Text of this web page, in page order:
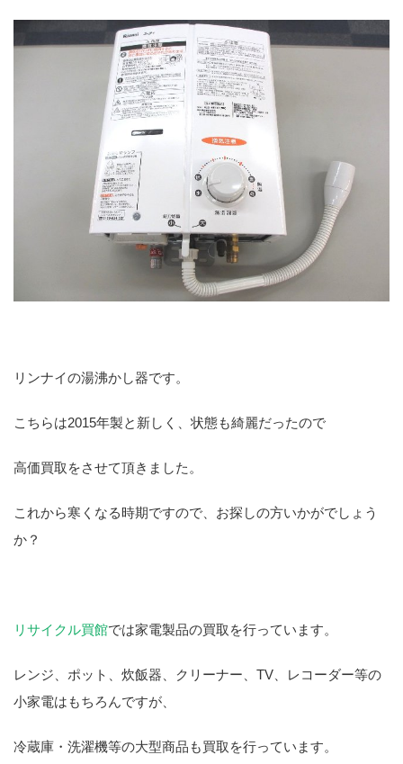
リンナイの湯沸かし器です。
こちらは2015年製と新しく、状態も綺麗だったので
高価買取をさせて頂きました。
これから寒くなる時期ですので、お探しの方いかがでしょう
か？
リサイクル買館では家電製品の買取を行っています。
レンジ、ポット、炊飯器、クリーナー、TV、レコーダー等の
小家電はもちろんですが、
冷蔵庫・洗濯機等の大型商品も買取を行っています。